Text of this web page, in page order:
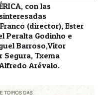
con las
(director), Ester
Peralta Godinho e
Barroso,Vítor
Segura, Txema
Arévalo.